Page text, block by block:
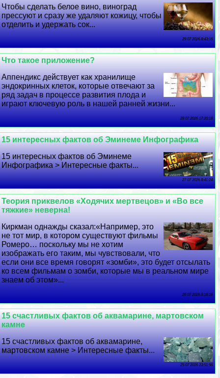
Чтобы сделать белое вино, виноград
прессуют и сразу же удаляют кожицу, чтобы
отделить и удержать сок...
29 07 2026 8:43:16
Что такое приложение?
Аппендикс действует как хранилище
эндокринных клеток, которые отвечают за
ряд задач в процессе развития плода и
играют ключевую роль в нашей ранней жизни...
28 07 2026 17:20:18
15 интересных фактов об Эминеме Инфографика
15 интересных фактов об Эминеме
Инфографика > Интересные факты...
27 07 2026 8:41:24
Теория приквелов «Ходячих мертвецов» и «Во все
тяжкие» неверна!
Киркман однажды сказал:«Например, это
не тот мир, в котором существуют фильмы
Ромеро… поскольку мы не хотим
изображать его таким, мы чувствовали, что
если они все время говорят «зомби», это будет отсылать
ко всем фильмам о зомби, которые мы в реальном мире
знаем об этом»...
26 07 2026 8:18:16
15 счастливых фактов об аквамарине, мартовском
камне
15 счастливых фактов об аквамарине,
мартовском камне > Интересные факты...
25 07 2026 23:51:56